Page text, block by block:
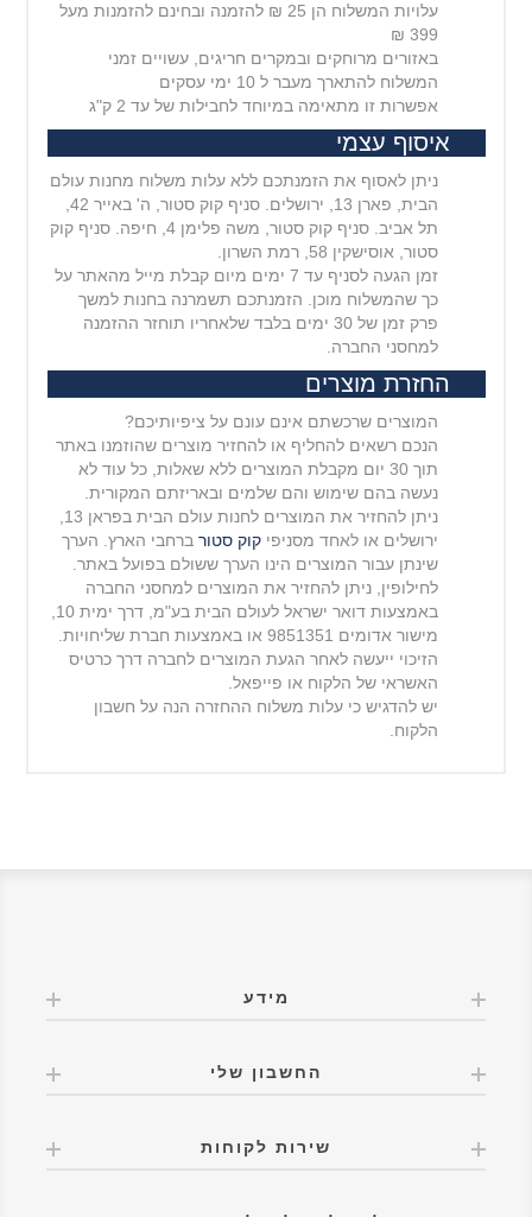
עלויות המשלוח הן 25 ₪ להזמנה ובחינם להזמנות מעל
399 ₪
באזורים מרוחקים ובמקרים חריגים, עשויים זמני
המשלוח להתארך מעבר ל 10 ימי עסקים
אפשרות זו מתאימה במיוחד לחבילות של עד 2 ק"ג
איסוף עצמי
ניתן לאסוף את הזמנתכם ללא עלות משלוח מחנות עולם
תל אביב. סניף קוק סטור, משה פלימן 4, חיפה. סניף קוק
סטור, אוסישקין 58, רמת השרון.
זמן הגעה לסניף עד 7 ימים מיום קבלת מייל מהאתר על
כך שהמשלוח מוכן. הזמנתכם תשמרנה בחנות למשך
פרק זמן של 30 ימים בלבד שלאחריו תוחזר ההזמנה
למחסני החברה.
החזרת מוצרים
המוצרים שרכשתם אינם עונם על ציפיותיכם?
הנכם רשאים להחליף או להחזיר מוצרים שהוזמנו באתר
תוך 30 יום מקבלת המוצרים ללא שאלות, כל עוד לא
נעשה בהם שימוש והם שלמים ובאריזתם המקורית.
ירושלים או לאחד מסניפיקוק סטור ברחבי הארץ. הערך
שינתן עבור המוצרים הינו הערך ששולם בפועל באתר.
לחילופין, ניתן להחזיר את המוצרים למחסני החברה
מישור אדומים 9851351 או באמצעות חברת שליחויות.
הזיכוי ייעשה לאחר הגעת המוצרים לחברה דרך כרטיס
האשראי של הלקוח או פייפאל.
יש להדגיש כי עלות משלוח ההחזרה הנה על חשבון
הלקוח.
מידע
החשבון שלי
שירות לקוחות